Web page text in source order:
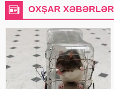
OXŞAR XƏBƏRLƏR